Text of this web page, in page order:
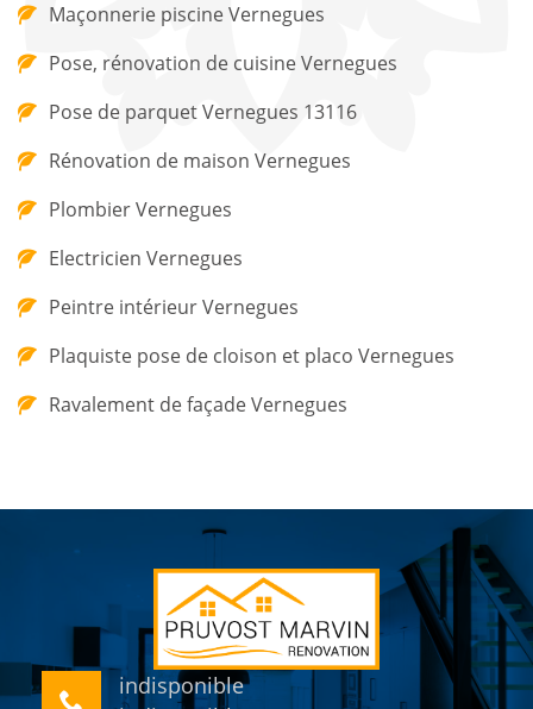
Maçonnerie piscine Vernegues
Pose, rénovation de cuisine Vernegues
Pose de parquet Vernegues 13116
Rénovation de maison Vernegues
Plombier Vernegues
Electricien Vernegues
Peintre intérieur Vernegues
Plaquiste pose de cloison et placo Vernegues
Ravalement de façade Vernegues
indisponible